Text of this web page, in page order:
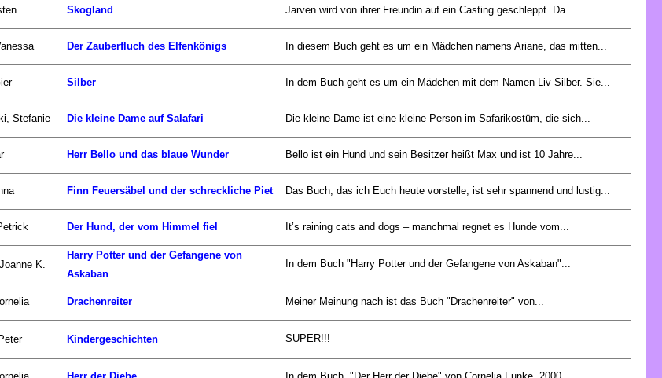
Skogland Jarven wird von ihrer Freundin auf ein Casting geschleppt. Da...
Der Zauberfluch des Elfenkönigs In diesem Buch geht es um ein Mädchen namens Ariane, das mitten...
Silber In dem Buch geht es um ein Mädchen mit dem Namen Liv Silber. Sie...
Stefanie Die kleine Dame auf Salafari Die kleine Dame ist eine kleine Person im Safarikostüm, die sich...
Herr Bello und das blaue Wunder Bello ist ein Hund und sein Besitzer heißt Max und ist 10 Jahre...
Finn Feuersäbel und der schreckliche Piet Das Buch, das ich Euch heute vorstelle, ist sehr spannend und lustig...
Der Hund, der vom Himmel fiel It’s raining cats and dogs – manchmal regnet es Hunde vom...
K.
Harry Potter und der Gefangene von
Askaban
In dem Buch "Harry Potter und der Gefangene von Askaban"...
Drachenreiter Meiner Meinung nach ist das Buch "Drachenreiter" von...
Kindergeschichten SUPER!!!